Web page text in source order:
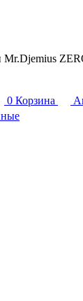
Mr.Djemius
0 Корзина